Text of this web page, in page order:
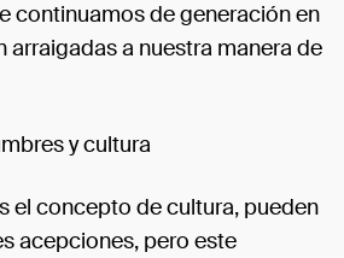
continuamos de generación en
arraigadas a nuestra manera de
y cultura
el concepto de cultura, pueden
acepciones, pero este